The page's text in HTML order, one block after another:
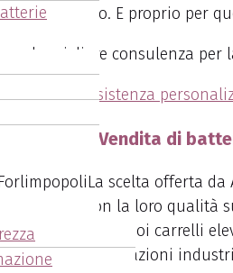
di lavoro. E proprio per
la migliore consulenza per
lamigliore assistenza
- Vendita di
La scelta offerta da
Con la loro qualità
per alimentare i tuoi carrelli
per le tue operazioni